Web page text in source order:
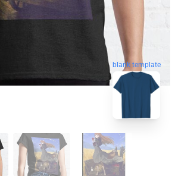
blank template